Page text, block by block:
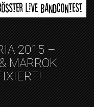
2015 –
MARROK